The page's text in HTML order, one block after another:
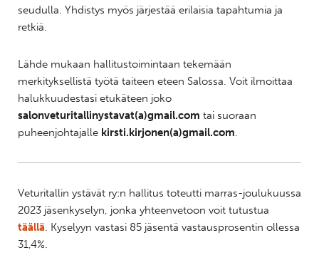
seudulla. Yhdistys myös järjestää erilaisia tapahtumia ja
retkiä.
Lähde mukaan hallitustoimintaan tekemään
merkityksellistä työtä taiteen eteen Salossa. Voit ilmoittaa
halukkuudestasi etukäteen joko
salonveturitallinystavat(a)gmail.com tai suoraan
puheenjohtajalle kirsti.kirjonen(a)gmail.com
Veturitallin ystävät ry:n hallitus toteutti marras-joulukuussa
2023 jäsenkyselyn, jonka yhteenvetoon voit tutustua
täällä . Kyselyyn vastasi 85 jäsentä vastausprosentin ollessa
31,4%.